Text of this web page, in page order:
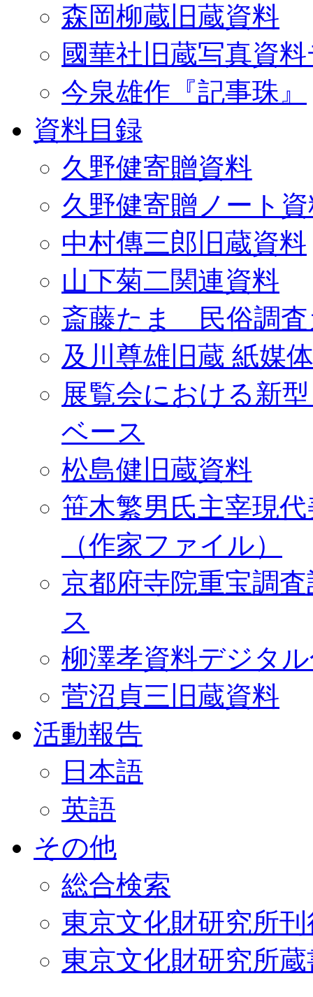
森岡柳蔵旧蔵資料
國華社旧蔵写真資
今泉雄作『記事珠』
資料目録
久野健寄贈資料
久野健寄贈ノート
中村傳三郎旧蔵資料
山下菊二関連資料
斎藤たま 民俗調査
及川尊雄旧蔵 紙媒
展覧会における新
ベース
松島健旧蔵資料
笹木繁男氏主宰現
（作家ファイル）
京都府寺院重宝調
ス
柳澤孝資料デジタ
菅沼貞三旧蔵資料
活動報告
日本語
英語
その他
総合検索
東京文化財研究所
東京文化財研究所